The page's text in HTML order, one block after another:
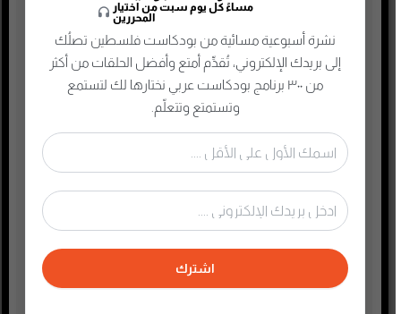
الذكاء الإصطناعي
الطفل والحياة الأسرية
تعليم وثقافة
تكنولوجيا وتقنية
جريمة وغموض واحتيال
حقوق وقانون
حلقات مميزة
ريادة الأعمال
مساءً كل يوم سبت من اختيار
المحررين
نشرة أسبوعية مسائية من بودكاست فلسطين تصلُك
إلى بريدك الإلكتروني، تُقدِّم أمتع وأفضل الحلقات من أكثر
من ٣٠٠ برنامج بودكاست عربي نختارها لك لتستمع
وتستمتع وتتعلّم.
اشترك